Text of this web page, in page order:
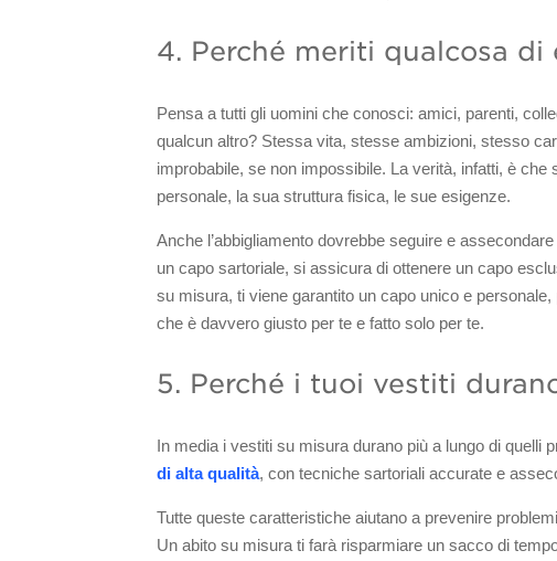
4. Perché meriti qualcosa di
Pensa a tutti gli uomini che conosci: amici, parenti,
qualcun altro? Stessa vita, stesse ambizioni, stesso
improbabile, se non impossibile. La verità, infatti, è
personale, la sua struttura fisica, le sue esigenze.
Anche l’abbigliamento dovrebbe seguire e
un capo sartoriale, si assicura di ottenere un capo
su misura, ti viene garantito un capo unico e
che è davvero giusto per te e fatto solo per te.
5. Perché i tuoi vestiti
In media i vestiti su misura durano più a lungo di quelli
di alta qualità, con tecniche sartoriali accurate e
Tutte queste caratteristiche aiutano a prevenire
Un abito su misura ti farà risparmiare un sacco di